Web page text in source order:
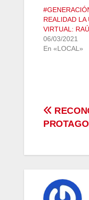
REALIDAD LA
VIRTUAL:
06/03/2021
En «LOCAL»